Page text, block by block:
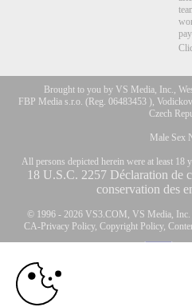
Brought to you by VS Media, Inc.,
FBP Media s.r.o. (Reg. 06483453 ),
Czech
Male Sex
All persons depicted herein were at least 18
18 U.S.C. 2257 Déclaration de
conservation des
© 1996 - 2026 VS3.COM, VS Media, Inc.
CA-Privacy Policy, Copyright Policy,
modal
CLAIM